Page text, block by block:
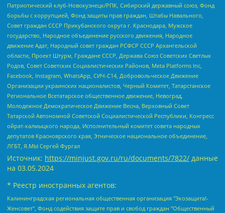
Патриотический клуб-Новокузнецк/РПК, Сибирский державный союз, Фонд
борьбы с коррупцией, Фонд защиты прав граждан, Штабы Навального,
Совет граждан СССР Прикубанского округа г. Краснодара, Мужское
государство, Народное объединение русского движения, Народное
движение Адат, Народный совет граждан РСФСР СССР Архангельской
области, Проект Штурм, Граждане СССР, Держава Союз Советских Светлых
Родов, Совет Советских Социалистических Районов, Meta Platforms Inc,
Facebook, Instagram, WhatsApp, СИЧ-С14, Добровольческое Движение
Организации украинских националистов, Черный Комитет, Татарстанское
Региональное Всетатарское общественное движение, Невоград,
Молодежное Демократическое Движение Весна, Верховный Совет
Татарской Автономной Советской Социалистической Республики, Конгресс
ойрат-калмыцкого народа, Исполнительный комитет совета народных
депутатов Красноярского края, Этническое национальное объединение,
ЛГБТ, Я.МЫ Сергей Фургал
Источник: https://minjust.gov.ru/ru/documents/7822/ данные
на 03.05.2024
* Реестр иностранных агентов:
Калининградская региональная общественная организация "Экозащита!-Женсовет", Фонд содействия защите прав и свобод граждан "Общественный вердикт", Фонд "Институт Развития Свободы Информации", Частное учреждение "Информационное агентство МЕМО. РУ", Региональная общественная организация "Общественная комиссия по сохранению наследия академика Сахарова", Фонд поддержки свободы прессы, Санкт-Петербургская общественная правозащитная организация "Гражданский контроль", Межрегиональная общественная организация "Информационно-просветительский центр "Мемориал", Региональный Фонд "Центр Защиты Прав Средств Массовой Информации", с 05.12.2023 Фонд "Центр Защиты Прав Средств массовой информации", Региональная общественная благотворительная организация помощи беженцам и мигрантам "Гражданское содействие", Негосударственное образовательное учреждение дополнительного профессионального образования (повышение квалификации) специалистов "АКАДЕМИЯ ПО ПРАВАМ ЧЕЛОВЕКА", Свердловская региональная общественная организация "Сутяжник", Автономная некоммерческая организация "Центр независимых социологических исследований", Союз общественных объединений "Российский исследовательский центр по правам человека", Региональное общественное учреждение научно-информационный центр "МЕМОРИАЛ", Некоммерческая организация "Фонд защиты гласности", Автономная некоммерческая организация "Институт прав человека", Городская общественная организация "Екатеринбургское общество "МЕМОРИАЛ", Городская общественная организация "Рязанское историко-просветительское и правозащитное общество "Мемориал" (Рязанский Мемориал), Челябинский региональный орган общественной самодеятельности – женское общественное объединение "Женщины Евразии", Челябинский региональный орган общественной самодеятельности "Уральская правозащитная группа", Фонд содействия защите здоровья и социальной справедливости имени Андрея Рылькова, Автономная Некоммерческая Организация "Аналитический Центр Юрия Левады", Автономная некоммерческая организация социальной поддержки населения "Проект Апрель", Региональная общественная организация помощи женщинам и детям, находящимся в кризисной ситуации "Информационно-методический центр "Анна", Фонд содействия развитию массовых коммуникаций и правовому просвещению "Так-так-Так", Фонд содействия устойчивому развитию "Серебряная тайга", Свердловский региональный общественный фонд социальных проектов "Новое время", "Idel.Реалии", Кавказ.Реалии, Крым.Реалии, Телеканал Настоящее Время, Татаро-башкирская служба Радио Свобода (Azatliq Radiosi), Радио Свободная Европа/Радио Свобода (PCE/PC), "Сибирь.Реалии", "Фактограф", Благотворительный фонд помощи осужденным и их семьям, Автономная некоммерческая организация "Институт глобализации и социальных движений", Фонд "В защиту прав заключенных", Частное учреждение "Центр поддержки и содействия развитию средств массовой информации", Пензенский региональный общественный благотворительный фонд "Гражданский союз", "Север.Реалии", Некоммерческая организация Фонд "Правовая инициатива", Общество с ограниченной ответственностью "Радио Свободная Европа/Радио Свобода", Чешское информационное агентство "MEDIUM-ORIENT", Красноярская региональная общественная организация "Мы против СПИДа", Камалягин Денис Николаевич, Маркелов Сергей Евгеньевич, Пономарев Лев Александрович, Савицкая Людмила Алексеевна, Автономная некоммерческая организация "Центр по работе с проблемой насилия "НАСИЛИЮ.НЕТ", Межрегиональный профессиональный союз работников здравоохранения "Альянс врачей", Юридическое лицо, зарегистрированное в Латвийской Республике, SIA "Medusa Project" (регистрационный номер 40103797863, дата регистрации 10.06.2014), Некоммерческая организация "Фонд по борьбе с коррупцией", Автономная некоммерческая организация "Институт права и публичной политики", Баданин Роман Сергеевич, Гликин Максим Александрович, Железнова Мария Михайловна, Лукьянова Юлия Сергеевна, Маетная Елизавета Витальевна, Маняхин Петр Борисович, Чуракова Ольга Владимировна, Ярош Юлия Петровна, Юридическое лицо "The Insider SIA", зарегистрированное в Риге, Латвийская Республика (дата регистрации 26.06.2015), являющееся администратором доменного имени интернет-издания "The Insider SIA", https://theins.ru, Постернак Алексей Евгеньевич, Рубин Михаил Аркадьевич, Анин Роман Александрович, Юридическое лицо Istories fonds, зарегистрированное в Латвийской Республике (регистрационный номер 50008295751, дата регистрации 24.02.2020), Великовский Дмитрий Александрович, Долинина Ирина Николаевна, Мароховская Алеся Алексеевна, Шлейнов Роман Юрьевич, Шмагун Олеся Валентиновна, Общество с ограниченной ответственностью "Альтаир 2021", Общество с ограниченной ответственностью "Вега 2021", Общество с ограниченной ответственностью "Главный редактор 2021", Общество с ограниченной ответственностью "Ромашки монолит", Важенков Артем Валерьевич, Ивановская областная общественная организация "Центр гендерных исследований", Гурман Юрий Альбертович, Медиапроект "ОВД-Инфо", Егоров Владимир Владимирович, Жилинский Владимир Александрович, Общество с ограниченной ответственностью "ЗП", Иванова София Юрьевна, Карезина Инна Павловна, Кильтау Екатерина Викторовна, Петров Алексей Викторович, Пискунов Сергей Евгеньевич, Смирнов Сергей Сергеевич, Тихонов Михаил Сергеевич, Общество с ограниченной ответственностью "ЖУРНАЛИСТ-ИНОСТРАННЫЙ АГЕНТ", Арапова Галина Юрьевна, Вольтская Татьяна Анатольевна, Американская компания "Mason G.E.S. Anonymous Foundation" (США), являющаяся владельцем интернет-издания https://mnews.world/, Компания "Stichting Bellingcat", зарегистрированная в Нидерландах (дата регистрации 11.07.2018), Захаров Андрей Вячеславович, Клепиковская Екатерина Дмитриевна, Общество с ограниченной ответственностью "МЕМО", Перл Роман Александрович, Симонов Евгений Алексеевич, Соловьева Елена Анатольевна, Сотников Даниил Владимирович, Сурначева Елизавета Дмитриевна, Автономная некоммерческая организация по защите прав человека и информированию населения "Якутия – Наше Мнение", Общество с ограниченной ответственностью "Москоу диджитал медиа", с 26.01.2023 Общество с ограниченной ответственностью "Чайка Белые сады", Ветошкина Валерия Валерьевна, Заговора Максим Александрович, Межрегиональное общественное движение "Российская ЛГБТ - сеть", Оленичев Максим Владимирович, Павлов Иван Юрьевич, Скворцова Елена Сергеевна, Общество с ограниченной ответственностью "Как бы инагент", Кочетков Игорь Викторович, Общество с ограниченной ответственностью "Честные выборы", Еланчик Олег Александрович, Общество с ограниченной ответственностью "Нобелевский призыв", Гималова Регина Эмилевна, Григорьев Андрей Валерьевич, Григорьева Алина Александровна, Ассоциация по содействию защите прав призывников, альтернативнослужащих и военнослужащих "Правозащитная группа "Гражданин.Армия.Право", Хисамова Регина Фаритовна, Автономная некоммерческая организация по реализации социально-правовых программ "Лилит", Дальневосточное общественное движение "Маяк", Санкт-Петербургская ЛГБТ-инициативная группа "Выход", Инициативная группа ЛГБТ+ "Реверс", Алексеев Андрей Викторович, Бекбулатова Таисия Львовна, Беляев Иван Михайлович, Владыкина Елена Сергеевна, Гельман Марат Александрович, Никульшина Вероника Юрьевна, Толоконникова Надежда Андреевна, Шендерович Виктор Анатольевич, Общество с ограниченной ответственностью "Данное сообщение", Общество с ограниченной ответственностью Издательский дом "Новая глава", Айнбиндер Александра Александровна, Московский комьюнити-центр для ЛГБТ+инициатив, Благотворительный фонд развития филантропии, Deutsche Welle (Германия, Kurt-Schumacher-Strasse 3, 53113 Bonn), Борзунова Мария Михайловна, Воробьев Виктор Викторович, Голубева Анна Львовна, Константинова Алла Михайловна, Малкова Ирина Владимировна, Мурадов Мурад Абдулгалимович, Осетинская Елизавета Николаевна, Понасенков Евгений Николаевич, Ганапольский Матвей Юрьевич, Киселев Евгений Алексеевич, Борухович Ирина Григорьевна, Дремин Иван Тимофеевич, Дубровский Дмитрий Викторович, Красноярская региональная общественная организация поддержки и развития альтернативных образовательных технологий и межкультурных коммуникаций "ИНТЕРРА", Маяковская Екатерина Алексеевна, Фейгин Марк Захарович, Филимонов Андрей Викторович, Дзугкоева Регина Николаевна, Доброхотов Роман Александрович, Дудь Юрий Александрович, Елкин Сергей Владимирович, Кругликов Кирилл Игоревич, Сабунаева Мария Леонидовна, Семенов Алексей Владимирович, Шаинян Карен Багратович, Шульман Екатерина Михайловна, Асафьев Артур Валерьевич, Вахштайн Виктор Семенович, Венедиктов Алексей Алексеевич, Лушникова Екатерина Евгеньевна, Волков Леонид Михайлович, Невзоров Александр Глебович, Пархоменко Сергей Борисович, Сироткин Ярослав Николаевич, Кара-Мурза Владимир Владимирович, Баранова Наталья Владимировна, Гозман Леонид Яковлевич, Кагарлицкий Борис Юльевич, Климарев Михаил Валерьевич, Милов Владимир Станиславович, Автономная некоммерческая организация Краснодарский центр современного искусства "Типография", Моргенштерн Алишер Тагирович, Соболь Любовь Эдуардовна, Общество с ограниченной ответственностью "ЛИЗА НОРМ", Каспаров Гарри Кимович, Ходорковский Михаил Борисович, Общество с ограниченной ответственностью "Апрельские тезисы", Данилович Ирина Брониславовна, Кашин Олег Владимирович, Петров Николай Владимирович, Пивоваров Алексей Владимирович, Соколов Михаил Владимирович, Цветкова Юлия Владимировна, Чичваркин Евгений Александрович, Комитет против пыток/Команда против пыток, Общество с ограниченной ответственностью "Первый научный", Общество с ограниченной ответственностью "Вертолет и ко", Белоцерковская Вероника Борисовна, Кац Максим Евгеньевич, Лазарева Татьяна Юрьевна, Шаведдинов Руслан Табризович, Яшин Илья Валерьевич, Общество с ограниченной ответственностью "Иноагент ААВ", Алешковский Дмитрий Петрович, Альбац Евгения Марковна, Быков Дмитрий Львович, Галямина Юлия Евгеньевна, Лойко Сергей Леонидович, Мартынов Кирилл Константинович, Медведев Сергей Александрович, Крашенинников Федор Геннадиевич, Гордеева Катерина Вл